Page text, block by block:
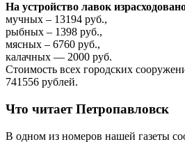
На устройство лавок
мучных – 13194 руб.,
рыбных – 1398 руб.,
мясных – 6760 руб.,
калачных — 2000 руб.
Стоимость всех городских
741556 рублей.
Что читает Петропавловск
В одном из номеров нашей газеты